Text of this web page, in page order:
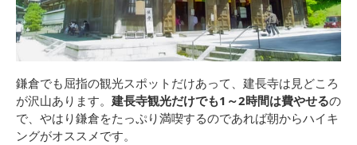
鎌倉でも屈指の観光スポットだけあって、建長寺は見どころ
が沢山あります。 建長寺観光だけでも1～2時間は費やせるの
で、やはり鎌倉をたっぷり満喫するのであれば朝からハイキ
ングがオススメです。